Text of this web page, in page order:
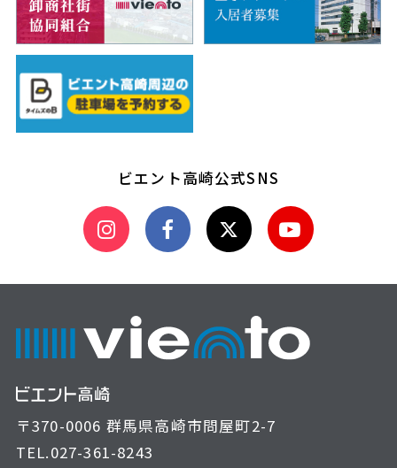
ビエント高崎公式SNS
〒370-0006 群馬県高崎市問屋町2-7
TEL.027-361-8243